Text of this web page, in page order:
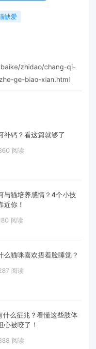
缺爱
zhidao/chang-qi-
ge-biao-xian.html
补钙？看这篇就够了
阅读
与猫培养感情？4个小技
近你！
阅读
么猫咪喜欢捂着脸睡觉？
阅读
什么征兆？看懂这些肢体
心被咬了！
阅读